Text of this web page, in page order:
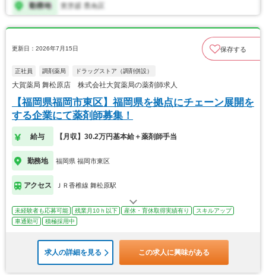
更新日：2026年7月15日 保存する
正社員 調剤薬局 ドラッグストア（調剤併設）
大賀薬局 舞松原店 株式会社大賀薬局の薬剤師求人
【福岡県福岡市東区】福岡県を拠点にチェーン展開を
する企業にて薬剤師募集！
給与 【月収】30.2万円基本給＋薬剤師手当
勤務地 福岡県 福岡市東区
アクセス ＪＲ香椎線 舞松原駅
未経験者も応募可能 残業月10ｈ以下 産休・育休取得実績有り
スキルアップ
車通勤可
積極採用中
求人の詳細を見る この求人に興味がある